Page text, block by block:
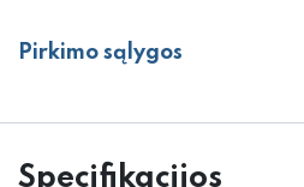
Pirkimo sąlygos
Specifikacijos